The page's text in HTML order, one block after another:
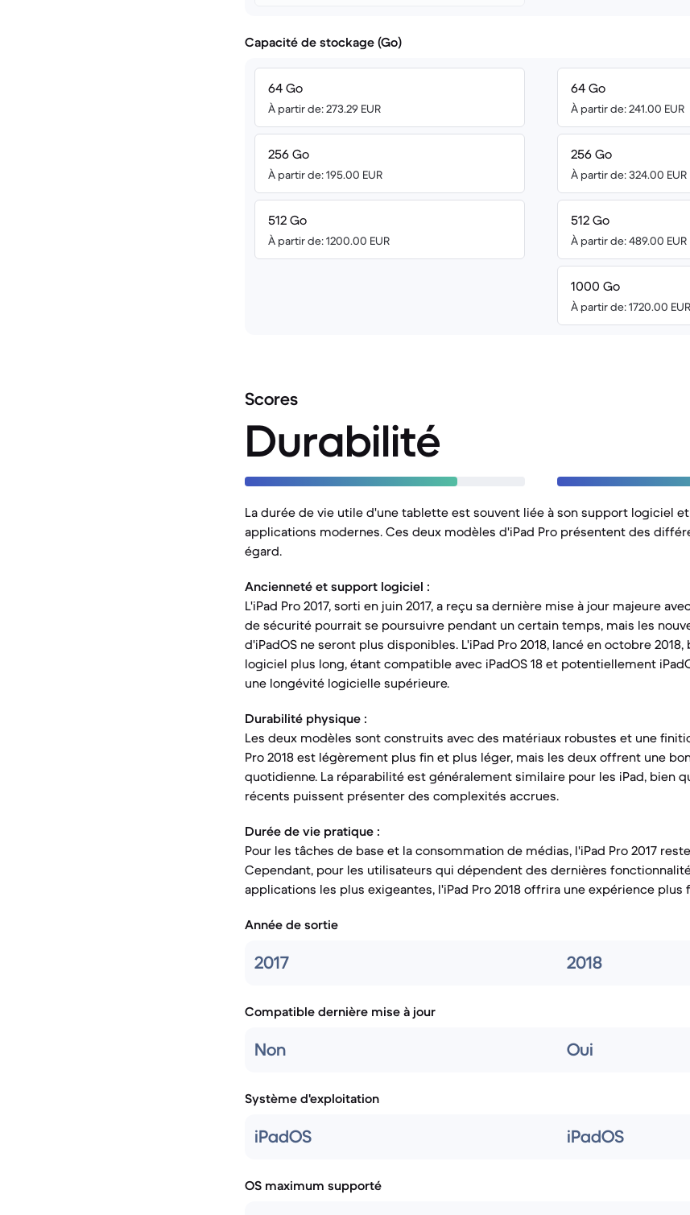
Capacité de stockage (Go)
64 Go
À partir de: 273.29 EUR
256 Go
À partir de: 195.00 EUR
512 Go
À partir de: 1200.00 EUR
64 Go
À partir de: 241.00 EUR
256 Go
À partir de: 324.00 EUR
512 Go
À partir de: 489.00 EUR
1000 Go
À partir de: 1720.00 EUR
Scores
Durabilité
La durée de vie utile d'une tablette est souvent liée à son support logiciel
applications modernes. Ces deux modèles d'iPad Pro présentent des
égard.
Ancienneté et support logiciel :
L'iPad Pro 2017, sorti en juin 2017, a reçu sa dernière mise à jour majeure
de sécurité pourrait se poursuivre pendant un certain temps, mais les
d'iPadOS ne seront plus disponibles. L'iPad Pro 2018, lancé en octobre
logiciel plus long, étant compatible avec iPadOS 18 et potentiellement
une longévité logicielle supérieure.
Durabilité physique :
Les deux modèles sont construits avec des matériaux robustes et une
Pro 2018 est légèrement plus fin et plus léger, mais les deux offrent une
quotidienne. La réparabilité est généralement similaire pour les iPad, bien
récents puissent présenter des complexités accrues.
Durée de vie pratique :
Pour les tâches de base et la consommation de médias, l'iPad Pro 2017
Cependant, pour les utilisateurs qui dépendent des dernières
applications les plus exigeantes, l'iPad Pro 2018 offrira une expérience plus
Année de sortie
2017 2018
Compatible dernière mise à jour
Non Oui
Système d'exploitation
iPadOS iPadOS
OS maximum supporté